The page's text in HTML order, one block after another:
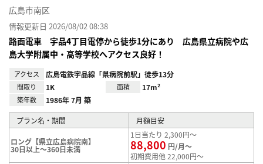
広島市南区
情報更新日 2026/08/02 08:38
路面電車 宇品4丁目電停から徒歩1分にあり 広島県立病院や広
島大学附属中・高等学校へアクセス良好！
アクセス 広島電鉄宇品線「県病院前駅」徒歩13分
間取り 1K 面積 17m²
築年数 1986年 7月 築
プラン名・期間 月額目安
ロング【県立広島病院南】
30日以上～360日未満
1日当たり 2,300円～
88,800 円/月～
初期費用他 22,000円～